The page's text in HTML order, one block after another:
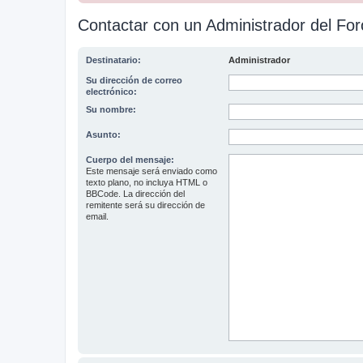
Contactar con un Administrador del
Destinatario: Administrador
Su dirección de correo
electrónico:
Su nombre:
Asunto:
Cuerpo del mensaje:
Este mensaje será enviado como
texto plano, no incluya HTML o
BBCode. La dirección del
remitente será su dirección de
email.